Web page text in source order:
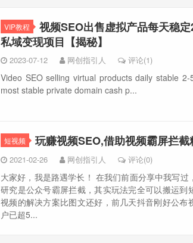
VIP教程
视频SEO出售虚拟产品每天稳
私域变现项目【揭秘】
2023-07-12 网创指引人 评论(1)
Video SEO selling virtual products daily stable
most stable private domain cash p...
短视频 玩赚视频SEO,借助视频霸屏拦
2021-02-26 网创指引人 评论(0)
大家好，我是路遇学长！ 在我们前面分享中我写
研究是公众号霸屏拦截，其实玩法完全可以搬运到
视频的解决方案比图文还好，前几天抖音刚好公布
户已超5...